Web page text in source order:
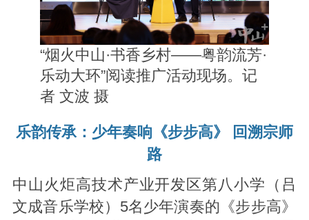
“烟火中山·书香乡村——粤韵流芳·
乐动大环”阅读推广活动现场。记
者 文波 摄
乐韵传承：少年奏响《步步高》 回溯宗师
路
中山火炬高技术产业开发区第八小学（吕
文成音乐学校）5名少年演奏的《步步高》